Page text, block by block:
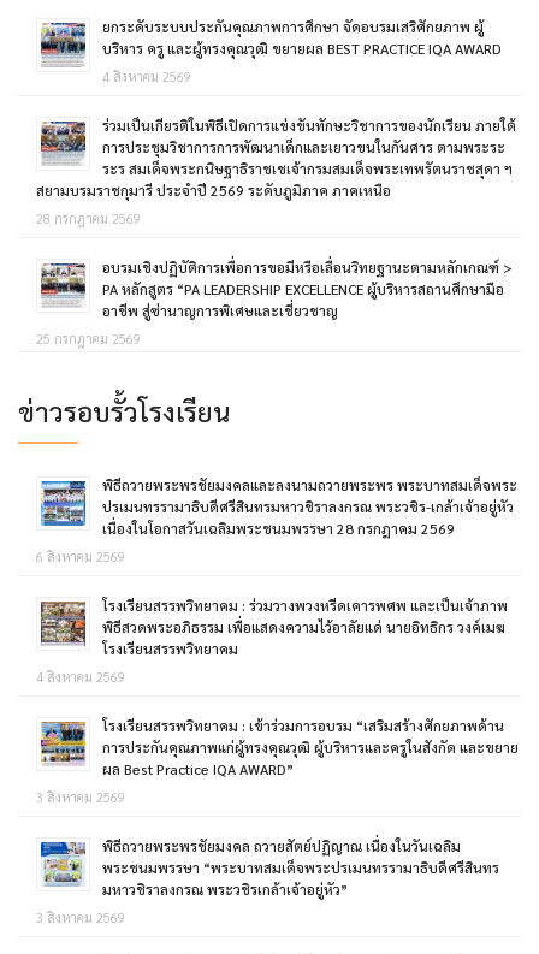
ยกระดับระบบประกันคุณภาพการศึกษา จัดอบรมเสริศักยภาพ ผู้
บริหาร ครู และผู้ทรงคุณวุฒิ ขยายผล BEST PRACTICE IQA AWARD
4 สิงหาคม 2569
ร่วมเป็นเกียรติในพิธีเปิดการแข่งขันทักษะวิชาการของนักเรียน ภายใต้
การประชุมวิชาการการพัฒนาเด็กและเยาวขนในกันศาร ตามพระระ
ระร สมเด็จพระกนิษฐาธิราชเชเจ้ากรมสมเด็จพระเทพรัตนราชสุดา ฯ
สยามบรมราชกุมารี ประจำปี 2569 ระดับภูมิภาค ภาคเหนือ
28 กรกฎาคม 2569
อบรมเชิงปฏิบัติการเพื่อการขอมีหรือเลื่อนวิทยฐานะตามหลักเกณฑ์ >
PA หลักสูตร “PA LEADERSHIP EXCELLENCE ผู้บริหารสถานศึกษามือ
อาชีพ สู่ซ่านาญการพิเศษและเชี่ยวชาญ
25 กรกฎาคม 2569
ข่าวรอบรั้วโรงเรียน
พิธีถวายพระพรชัยมงคลและลงนามถวายพระพร พระบาทสมเด็จพระ
ปรเมนทรรามาธิบดีศรีสินทรมหาวชิราลงกรณ พระวชิร-เกล้าเจ้าอยู่หัว
เนื่องในโอกาสวันเฉลิมพระชนมพรรษา 28 กรกฎาคม 2569
6 สิงหาคม 2569
โรงเรียนสรรพวิทยาคม : ร่วมวางพวงหรีดเคารพศพ และเป็นเจ้าภาพ
พิธีสวดพระอภิธรรม เพื่อแสดงความไว้อาลัยแด่ นายอิทธิกร วงค์เมฆ
โรงเรียนสรรพวิทยาคม
4 สิงหาคม 2569
โรงเรียนสรรพวิทยาคม : เข้าร่วมการอบรม “เสริมสร้างศักยภาพด้าน
การประกันคุณภาพแก่ผู้ทรงคุณวุฒิ ผู้บริหารและครูในสังกัด และขยาย
ผล Best Practice IQA AWARD”
3 สิงหาคม 2569
พิธีถวายพระพรชัยมงคล ถวายสัตย์ปฏิญาณ เนื่องในวันเฉลิม
พระชนมพรรษา “พระบาทสมเด็จพระปรเมนทรรามาธิบดีศรีสินทร
มหาวชิราลงกรณ พระวชิรเกล้าเจ้าอยู่หัว”
3 สิงหาคม 2569